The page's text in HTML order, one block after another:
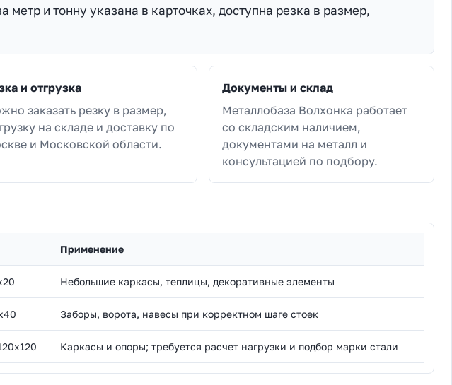
и тонну указана в карточках, доступна резка в размер,
и отгрузка
заказать резку в размер,
на складе и доставку по
и Московской области.
Документы и склад
Металлобаза Волхонка работает
со складским наличием,
документами на металл и
консультацией по подбору.
Применение
Небольшие каркасы, теплицы, декоративные элементы
Заборы, ворота, навесы при корректном шаге стоек
Каркасы и опоры; требуется расчет нагрузки и подбор марки стали